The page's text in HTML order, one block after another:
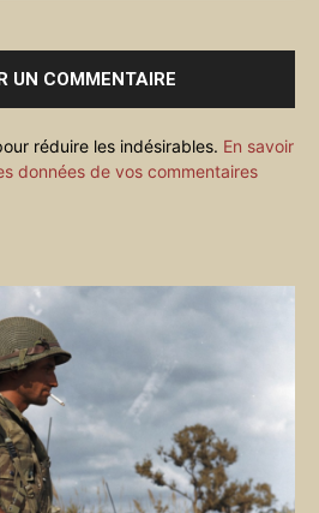
réduire les indésirables. En savoir
données de vos commentaires